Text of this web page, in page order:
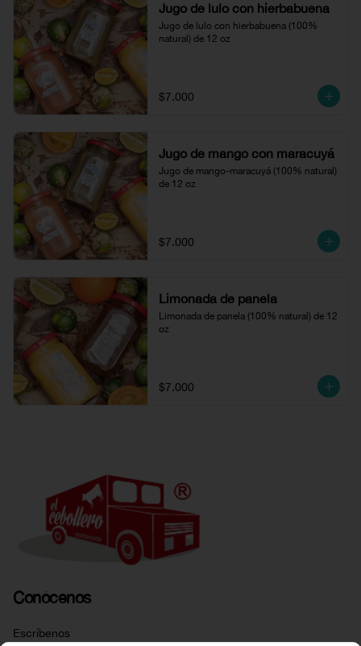
Jugo de lulo con hierbabuena
Jugo de lulo con hierbabuena (100%
natural) de 12 oz
$7.000
Jugo de mango con maracuyá
Jugo de mango-maracuyá (100% natural)
de 12 oz
$7.000
Limonada de panela
Limonada de panela (100% natural) de 12
oz
$7.000
Conócenos
Escríbenos